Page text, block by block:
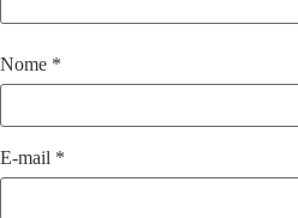
Nome *
E-mail *